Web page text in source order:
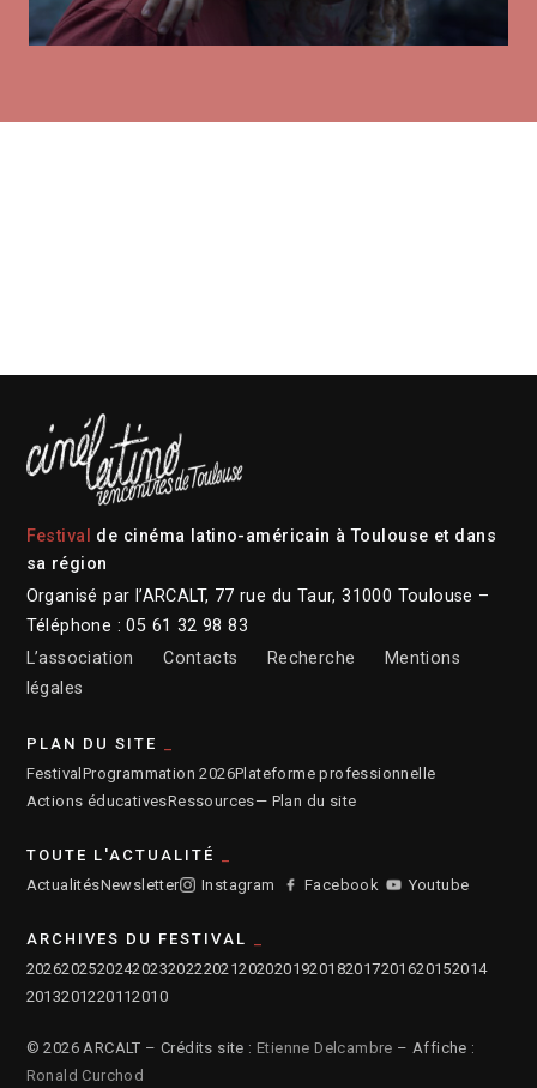
Festival de cinéma latino-américain à Toulouse et dans
sa région
Organisé par l’ARCALT, 77 rue du Taur, 31000 Toulouse –
Téléphone : 05 61 32 98 83
L’association
Contacts Recherche
Mentions
légales
PLAN DU SITE
Festival Programmation 2026Plateforme professionnelle
Actions éducativesRessources— Plan du site
TOUTE L'ACTUALITÉ
ActualitésNewsletter Instagram Facebook Youtube
ARCHIVES DU FESTIVAL
2026202520242023202220212020201920182017201620152014
2013201220112010
© 2026 ARCALT – Crédits site : Etienne Delcambre – Affiche :
Ronald Curchod